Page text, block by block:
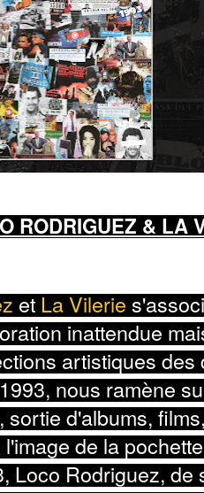
RODRIGUEZ & LA
etLa Vilerie
inattendue
artistiques
nous ramène
sortie d'albums,
de la
Loco Rodriguez, de